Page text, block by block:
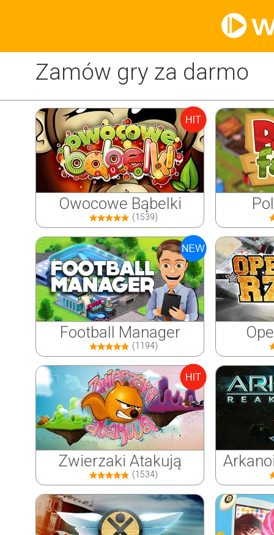
Zamów gry za darmo
Owocowe Bąbelki
(1539)
Football Manager
(1194)
Zwierzaki Atakują
(1534)